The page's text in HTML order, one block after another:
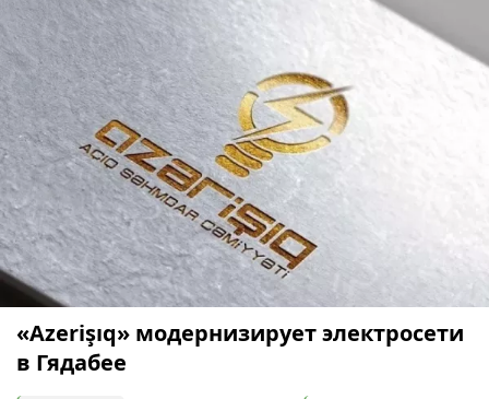
«Azerişıq» модернизирует электросети
в Гядабее